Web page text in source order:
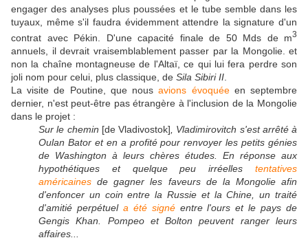
engager des analyses plus poussées et le tube semble dans les
tuyaux, même s'il faudra évidemment attendre la signature d'un
contrat avec Pékin. D'une capacité finale de 50 Mds de m3
annuels, il devrait vraisemblablement passer par la Mongolie. et
non la chaîne montagneuse de l'Altaï, ce qui lui fera perdre son
joli nom pour celui, plus classique, de Sila Sibiri II
La visite de Poutine, que nousavions évoquéeen septembre
dernier, n'est peut-être pas étrangère à l'inclusion de la Mongolie
dans le projet :
Sur le chemin [de Vladivostok] , Vladimirovitch s'est arrêté à
Oulan Bator et en a profité pour renvoyer les petits génies
de Washington à leurs chères études. En réponse aux
hypothétiques et quelque peu irréelles tentatives
américaines de gagner les faveurs de la Mongolie afin
d'enfoncer un coin entre la Russie et la Chine, un traité
d'amitié perpétuel a été signéentre l'ours et le pays de
Gengis Khan. Pompeo et Bolton peuvent ranger leurs
affaires...